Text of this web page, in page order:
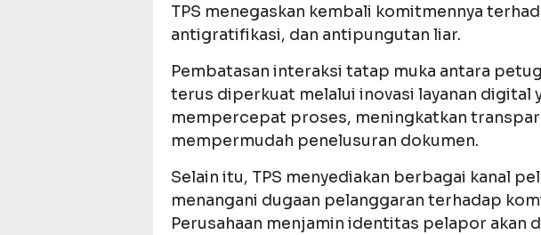
TPS menegaskan kembali komitmennya
antigratifikasi, dan antipungutan liar.
Pembatasan interaksi tatap muka antara
terus diperkuat melalui inovasi layanan digital
mempercepat proses, meningkatkan
mempermudah penelusuran dokumen.
Selain itu, TPS menyediakan berbagai kanal
menangani dugaan pelanggaran terhadap
Perusahaan menjamin identitas pelapor akan